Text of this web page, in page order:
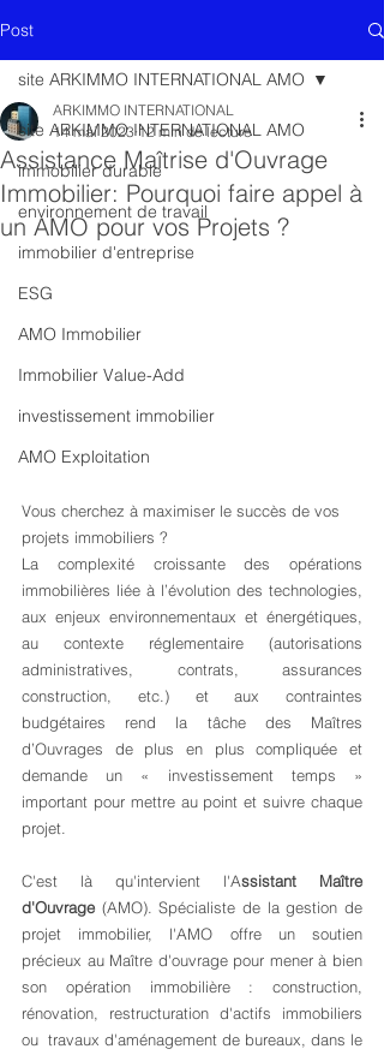
Post
site ARKIMMO INTERNATIONAL AMO
immobilier durable
environnement de travail
immobilier d'entreprise
ESG
AMO Immobilier
Immobilier Value-Add
investissement immobilier
AMO Exploitation
site ARKIMMO INTERNATIONAL AMO
Assistance Maîtrise d'Ouvrage
Immobilier: Pourquoi faire appel à
un AMO pour vos Projets ?
ARKIMMO INTERNATIONAL
14 mai 2023 12 min de lecture
Vous cherchez à maximiser le succès de vos
projets immobiliers ?
La complexité croissante des opérations
immobilières liée à l’évolution des technologies,
aux enjeux environnementaux et énergétiques,
au contexte réglementaire (autorisations
administratives, contrats, assurances
construction, etc.) et aux contraintes
budgétaires rend la tâche des Maîtres
d’Ouvrages de plus en plus compliquée et
demande un « investissement temps »
important pour mettre au point et suivre chaque
projet.
C'est là qu'intervient l'Assistant Maître
d'Ouvrage (AMO). Spécialiste de la gestion de
projet immobilier, l'AMO offre un soutien
précieux au Maître d'ouvrage pour mener à bien
son opération immobilière : construction,
rénovation, restructuration d'actifs immobiliers
ou  travaux d'aménagement de bureaux, dans le